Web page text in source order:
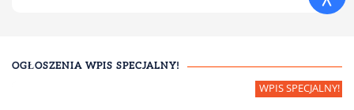
OGŁOSZENIA WPIS SPECJALNY!